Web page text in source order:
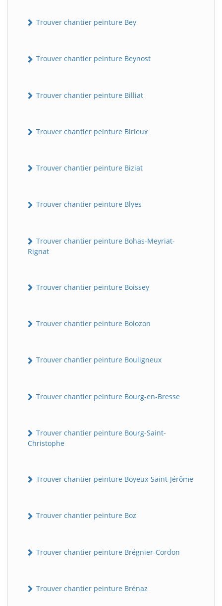
Trouver chantier peinture Bey
Trouver chantier peinture Beynost
Trouver chantier peinture Billiat
Trouver chantier peinture Birieux
Trouver chantier peinture Biziat
Trouver chantier peinture Blyes
Trouver chantier peinture Bohas-Meyriat-
Rignat
Trouver chantier peinture Boissey
Trouver chantier peinture Bolozon
Trouver chantier peinture Bouligneux
Trouver chantier peinture Bourg-en-Bresse
Trouver chantier peinture Bourg-Saint-
Christophe
Trouver chantier peinture Boyeux-Saint-Jérôme
Trouver chantier peinture Boz
Trouver chantier peinture Brégnier-Cordon
Trouver chantier peinture Brénaz